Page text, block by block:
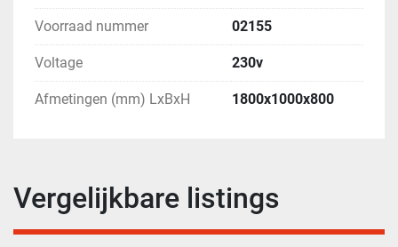
Voorraad nummer 02155
Voltage 230v
Afmetingen (mm) LxBxH 1800x1000x800
Vergelijkbare listings